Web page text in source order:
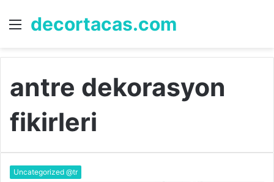
Menü
decortacas.com
...
antre dekorasyon
fikirleri
Uncategorized @tr